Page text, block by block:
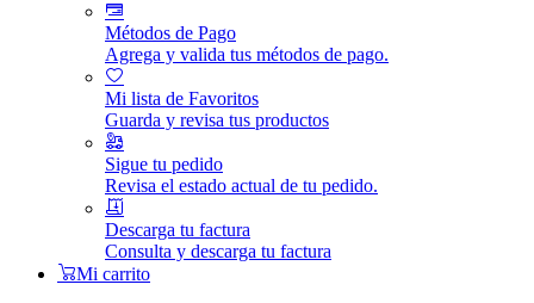
Métodos de Pago
Agrega y valida tus métodos de pago.
Mi lista de Favoritos
Guarda y revisa tus productos
Sigue tu pedido
Revisa el estado actual de tu pedido.
Descarga tu factura
Consulta y descarga tu factura
Mi carrito